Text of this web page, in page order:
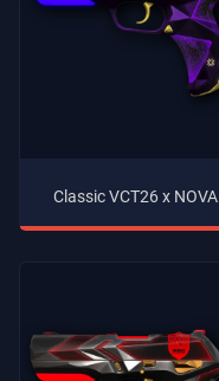
Classic VCT26 x NOVA